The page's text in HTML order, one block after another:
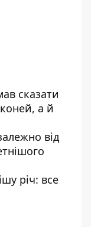
сказати
а й
від
річ: все